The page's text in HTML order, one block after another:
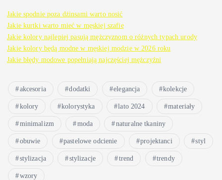
Jakie spodnie poza dżinsami warto nosić
Jakie kurtki warto mieć w męskiej szafie
Jakie kolory najlepiej pasują mężczyznom o różnych typach urody
Jakie kolory będą modne w męskiej modzie w 2026 roku
Jakie błędy modowe popełniają najczęściej mężczyźni
akcesoria dodatki elegancja kolekcje
kolory kolorystyka lato 2024 materiały
minimalizm moda naturalne tkaniny
obuwie pastelowe odcienie projektanci styl
stylizacja stylizacje trend trendy
wzory